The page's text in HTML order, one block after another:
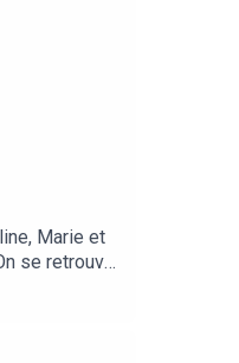
Marie et
se retrouve
au